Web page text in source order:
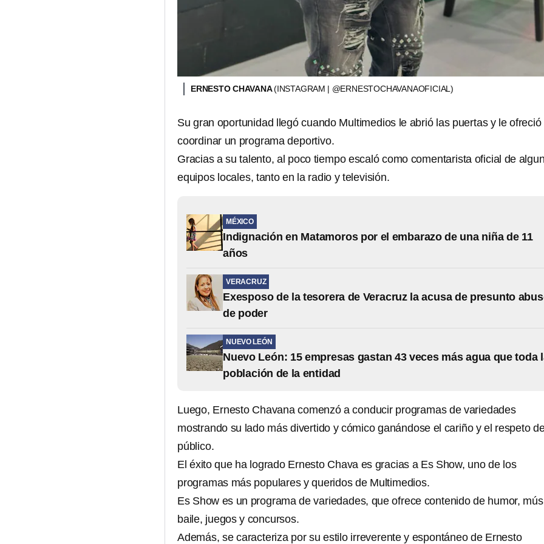
ERNESTO CHAVANA(INSTAGRAM | @ERNESTOCHAVANAOFICIAL)
Su gran oportunidad llegó cuando Multimedios le abrió las puertas y le ofreció
coordinar un programa deportivo.
Gracias a su talento, al poco tiempo escaló como comentarista oficial de
equipos locales, tanto en la radio y televisión.
MÉXICO
Indignación en Matamoros por el embarazo de una niña de 11
años
VERACRUZ
Exesposo de la tesorera de Veracruz la acusa de presunto
de poder
NUEVO LEÓN
Nuevo León: 15 empresas gastan 43 veces más agua que toda
población de la entidad
Luego, Ernesto Chavana comenzó a conducir programas de variedades
mostrando su lado más divertido y cómico ganándose el cariño y el respeto
público.
El éxito que ha logrado Ernesto Chava es gracias a Es Show, uno de los
programas más populares y queridos de Multimedios.
Es Show es un programa de variedades, que ofrece contenido de humor,
baile, juegos y concursos.
Además, se caracteriza por su estilo irreverente y espontáneo de Ernesto